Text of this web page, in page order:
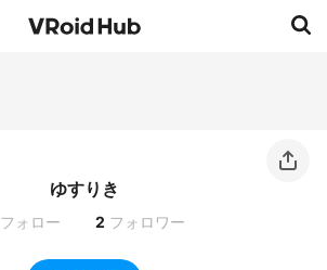
ゆすりき
フォロー 2 フォロワー